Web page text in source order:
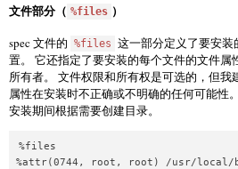
文件部分（ %files ）
spec 文件的 %files 这一部分定义了要安
置。 它还指定了要安装的每个文件的文件属
所有者。 文件权限和所有权是可选的，但
属性在安装时不正确或不明确的任何可能性
安装期间根据需要创建目录。
%files
%attr(0744, root, root) /usr/local/